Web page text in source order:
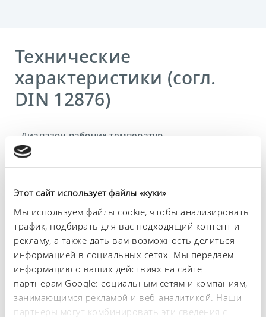
Этот сайт использует файлы «куки»
Мы используем файлы cookie, чтобы анализировать
трафик, подбирать для вас подходящий контент и
рекламу, а также дать вам возможность делиться
информацией в социальных сетях. Мы передаем
информацию о ваших действиях на сайте
партнерам Google: социальным сетям и компаниям,
занимающимся рекламой и веб-аналитикой. Наши
партнеры могут комбинировать эти сведения с
Технические
характеристики (согл.
DIN 12876)
Диапазон рабочих температур
-50 ... 200 °C
Диапазон температуры окружающей среды
5 ... 40 °C
Постоянство температурного режима
0,05 ± K
Теплопроизводительность, макс.
2,3 kW